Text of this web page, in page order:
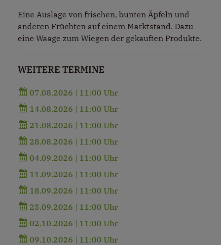
Eine Auslage von frischen, bunten Äpfeln und
anderen Früchten auf einem Marktstand. Dazu
eine Waage zum Wiegen der gekauften Produkte.
WEITERE TERMINE
07.08.2026 | 11:00 Uhr
14.08.2026 | 11:00 Uhr
21.08.2026 | 11:00 Uhr
28.08.2026 | 11:00 Uhr
04.09.2026 | 11:00 Uhr
11.09.2026 | 11:00 Uhr
18.09.2026 | 11:00 Uhr
25.09.2026 | 11:00 Uhr
02.10.2026 | 11:00 Uhr
09.10.2026 | 11:00 Uhr